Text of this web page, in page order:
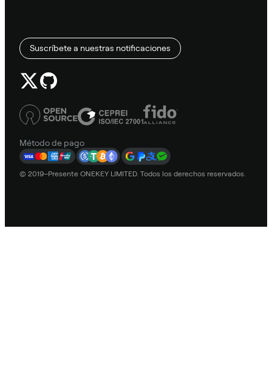
Suscríbete a nuestras notificaciones
Método de pago
© 2019–Presente ONEKEY LIMITED. Todos los derechos reservados.